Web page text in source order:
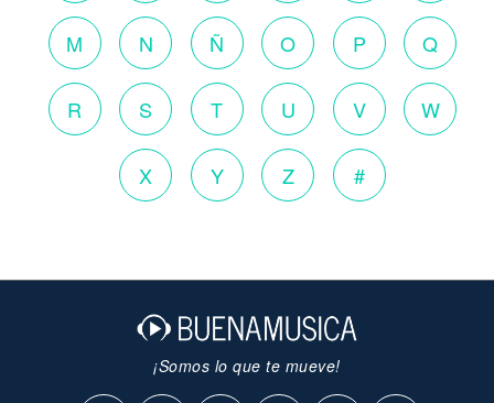
M N Ñ O P Q
R S T U V W
X Y Z #
¡Somos lo que te mueve!